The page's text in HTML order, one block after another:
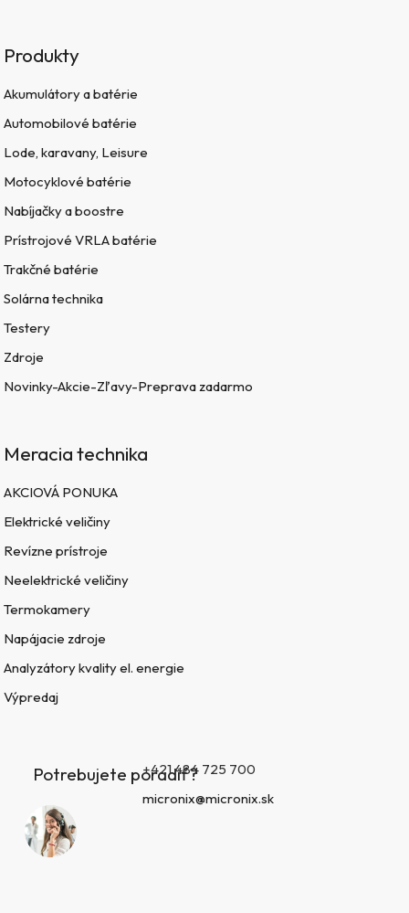
Produkty
Akumulátory a batérie
Automobilové batérie
Lode, karavany, Leisure
Motocyklové batérie
Nabíjačky a boostre
Prístrojové VRLA batérie
Trakčné batérie
Solárna technika
Testery
Zdroje
Novinky-Akcie-Zľavy-Preprava zadarmo
Meracia technika
AKCIOVÁ PONUKA
Elektrické veličiny
Revízne prístroje
Neelektrické veličiny
Termokamery
Napájacie zdroje
Analyzátory kvality el. energie
Výpredaj
Potrebujete poradiť?+421 484 725 700
micronix@micronix.sk